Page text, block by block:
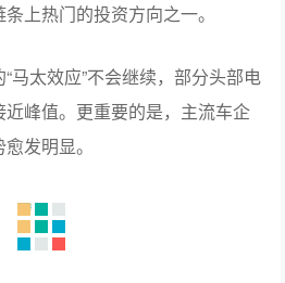
上热门的投资方向之一。
马太效应”不会继续，部分头部电
峰值。更重要的是，主流车企
发明显。